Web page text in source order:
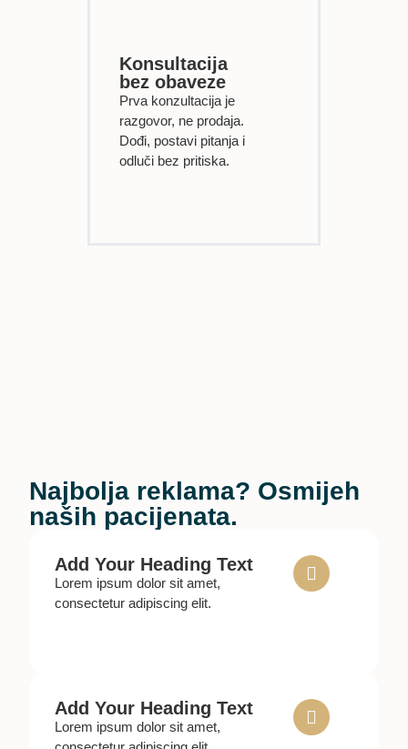
Konsultacija
bez obaveze
Prva konzultacija je
razgovor, ne prodaja.
Dođi, postavi pitanja i
odluči bez pritiska.
Najbolja reklama? Osmijeh
naših pacijenata.
Add Your Heading Text
Lorem ipsum dolor sit amet,
consectetur adipiscing elit.
Add Your Heading Text
Lorem ipsum dolor sit amet,